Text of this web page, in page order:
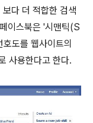
다 더 적합한 검색
이스북은 '시맨틱(S
도를 웹사이트의
사용한다고 한다.